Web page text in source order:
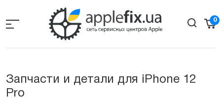
the
0
Запчасти и детали для iPhone 12
Pro